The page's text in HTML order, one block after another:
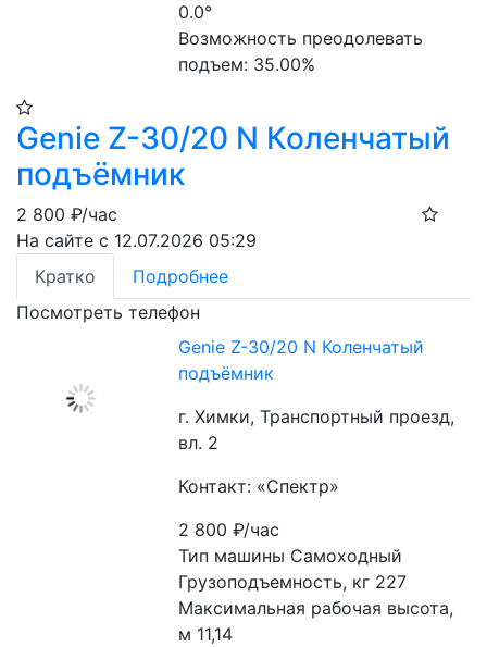
0.0°
Возможность преодолевать
подъем: 35.00%
Genie Z-30/20 N Коленчатый
подъёмник
2 800 ₽/час
На сайте с 12.07.2026 05:29
Кратко
Подробнее
Посмотреть телефон
Genie Z-30/20 N Коленчатый
подъёмник
г. Химки, Транспортный проезд,
вл. 2
Контакт: «Спектр»
2 800₽/час
Тип машины Самоходный
Грузоподъемность, кг 227
Максимальная рабочая высота,
м 11,14